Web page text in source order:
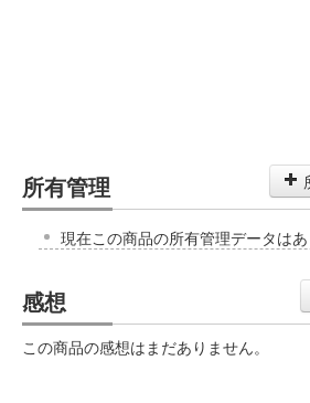
所有管理
現在この商品の所有管理データはあ
感想
この商品の感想はまだありません。